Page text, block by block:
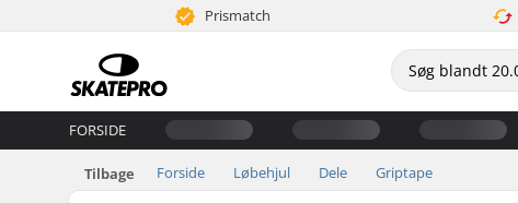
Prismatch
FORSIDE
Tilbage Forside Løbehjul Dele Griptape